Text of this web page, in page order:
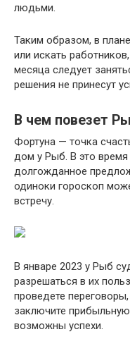
людьми.
Таким образом, в
или искать
месяца следует
решения не принесут
В чем повезет
Фортуна — точка
дом у Рыб. В это
долгожданное
одиноки гороскоп
встречу.
В январе 2023 у Рыб
разрешаться в их
проведете
заключите
возможны успехи.